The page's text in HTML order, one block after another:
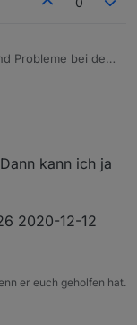
Probleme bei der
konsultiert
anleitung-iot-
iot-
Cloud-Adapter
wird deaktiviert
Ressourcen
kann ich ja
2020-12-12
er euch geholfen hat.